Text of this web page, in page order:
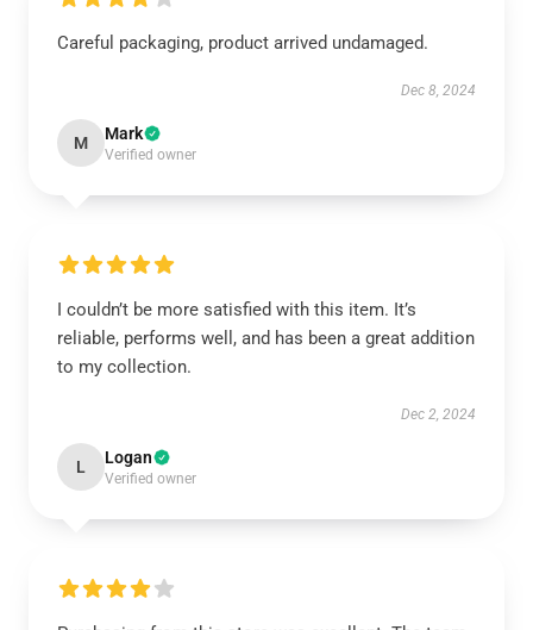
Careful packaging, product arrived undamaged.
Dec 8, 2024
M Mark
Verified owner
I couldn’t be more satisfied with this item. It’s
reliable, performs well, and has been a great addition
to my collection.
Dec 2, 2024
L Logan
Verified owner